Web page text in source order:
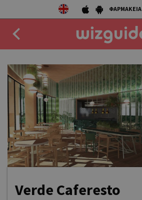
ΦΑΡΜΑΚΕΙΑ
DRINK
50 BEST
AGENDA
COLLECTIONS
Verde Caferesto